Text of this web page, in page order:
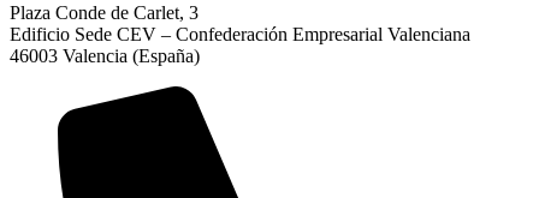
Plaza Conde de Carlet, 3
Edificio Sede CEV – Confederación Empresarial Valenciana
46003 Valencia (España)